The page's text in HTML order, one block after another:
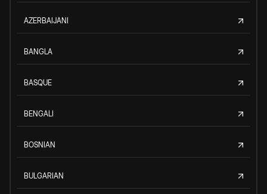
AZERBAIJANI
BANGLA
BASQUE
BENGALI
BOSNIAN
BULGARIAN